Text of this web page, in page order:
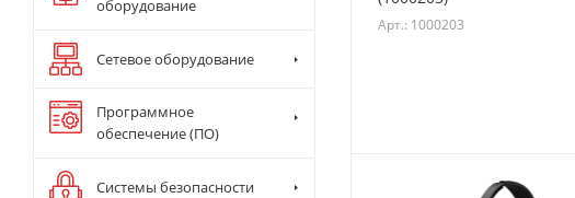
Арт.: 1000203
оборудование
Сетевое оборудование
Программное
обеспечение (ПО)
Системы безопасности